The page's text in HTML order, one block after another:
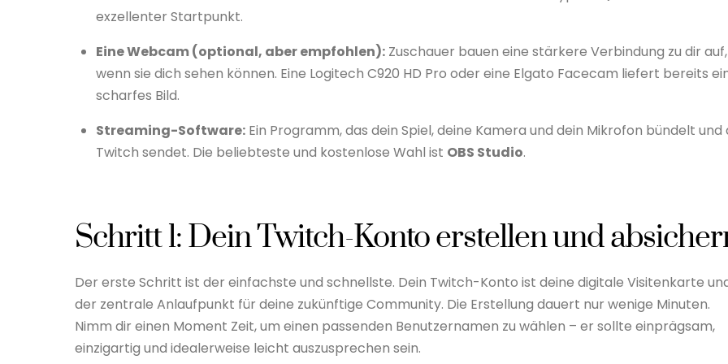
exzellenter Startpunkt.
Eine Webcam (optional, aber empfohlen):Zuschauer bauen eine stärkere Verbindung zu dir auf,
wenn sie dich sehen können. Eine Logitech C920 HD Pro oder eine Elgato Facecam liefert bereits
scharfes Bild.
Streaming-Software:Ein Programm, das dein Spiel, deine Kamera und dein Mikrofon bündelt und
Twitch sendet. Die beliebteste und kostenlose Wahl ist OBS Studio.
Schritt 1: Dein Twitch-Konto erstellen und
Der erste Schritt ist der einfachste und schnellste. Dein Twitch-Konto ist deine digitale Visitenkarte
der zentrale Anlaufpunkt für deine zukünftige Community. Die Erstellung dauert nur wenige Minuten.
Nimm dir einen Moment Zeit, um einen passenden Benutzernamen zu wählen – er sollte einprägsam,
einzigartig und idealerweise leicht auszusprechen sein.